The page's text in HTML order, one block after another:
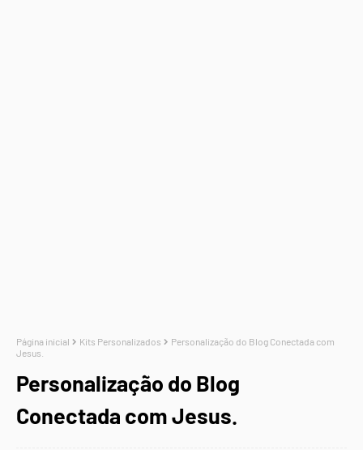
Página inicial Kits Personalizados
Personalização do Blog Conectada com
Jesus.
Personalização do Blog
Conectada com Jesus.